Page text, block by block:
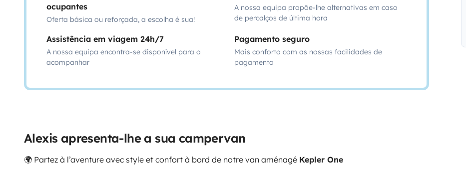
ocupantes
Oferta básica ou reforçada, a escolha é sua!
A nossa equipa propõe-lhe alternativas em caso
de percalços de última hora
Assistência em viagem 24h/7
A nossa equipa encontra-se disponível para o
acompanhar
Pagamento seguro
Mais conforto com as nossas facilidades de
pagamento
Alexis apresenta-lhe a sua campervan
🌍 Partez à l’aventure avec style et confort à bord de notre van aménagé Kepler One